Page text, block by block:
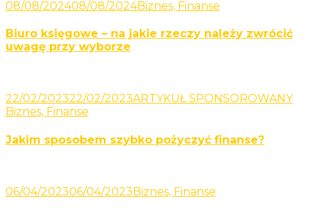
08/08/202408/08/2024Biznes, Finanse
Biuro księgowe – na jakie rzeczy należy zwrócić
uwagę przy wyborze
22/02/202322/02/2023ARTYKUŁ SPONSOROWANY
Biznes, Finanse
Jakim sposobem szybko pożyczyć finanse?
06/04/202306/04/2023Biznes, Finanse